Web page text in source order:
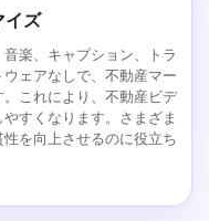
イズ
楽、キャプション、トラ
ェアなしで、不動産マー
これにより、不動産ビデ
すくなります。さまざま
を向上させるのに役立ち